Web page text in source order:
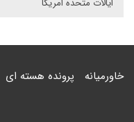
ایالات متحده امریکا
خاورمیانه پرونده هسته ای